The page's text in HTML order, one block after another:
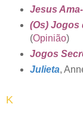
Jesus
(Os) Jogos
(Opinião)
Jogos
Julieta,
K